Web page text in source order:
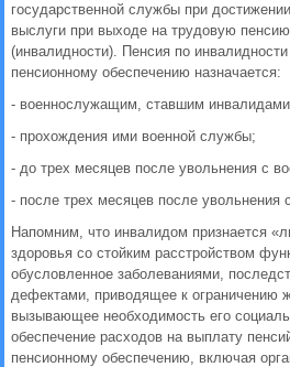
государственной службы при
выслуги при выходе на трудовую
(инвалидности). Пенсия по
пенсионному обеспечению назначается:
- военнослужащим, ставшим
- прохождения ими военной службы;
- до трех месяцев после увольнения с
- после трех месяцев после увольнения
Напомним, что инвалидом признается
здоровья со стойким расстройством
обусловленное заболеваниями,
дефектами, приводящее к ограничению
вызывающее необходимость его
обеспечение расходов на выплату
пенсионному обеспечению, включая